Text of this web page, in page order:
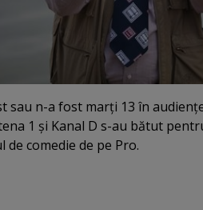
sau n-a fost marţi 13 în
1 şi Kanal D s-au bătut
comedie de pe Pro.